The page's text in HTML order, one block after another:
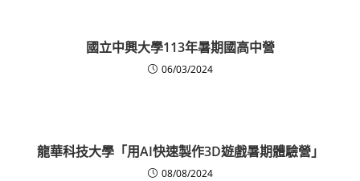
國立中興大學113年暑期國高中營
06/03/2024
龍華科技大學「用AI快速製作3D遊戲暑期體驗營」
08/08/2024